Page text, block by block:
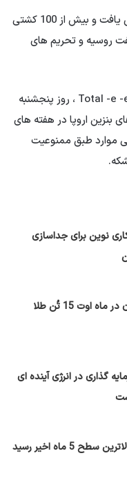
قیمت نفت روسیه به 47 و 60 سنت کاهش یافت و بیش از 100 کشتی
روسیه و تحریم های
Pouyah ، مدیرعامل Total -e -e -e -e -e -ghiziet ، روز پنجشنبه
بنزین اروپا در هفته های
موارد طبق ممنوعیت
نوین برای جداسازی
بانک های مرکزی جهان در ماه اوت 15 تُن طلا
گذاری در انرژی آینده ای
5 ماه اخیر رسید